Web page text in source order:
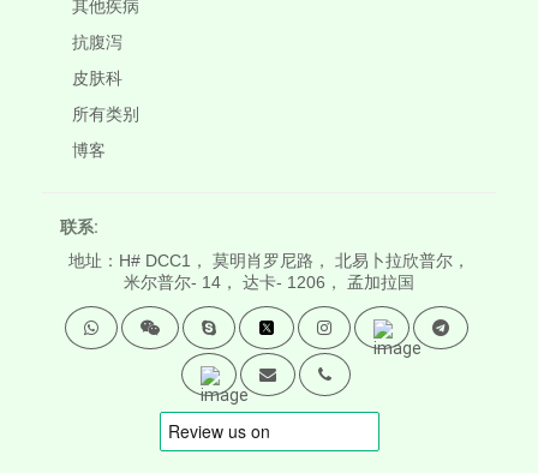
其他疾病
抗腹泻
皮肤科
所有类别
博客
联系:
地址：H# DCC1， 莫明肖罗尼路， 北易卜拉欣普尔，
米尔普尔- 14， 达卡- 1206， 孟加拉国